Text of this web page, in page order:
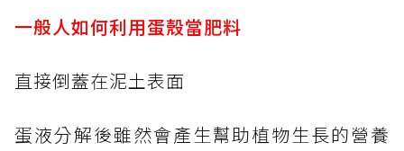
一般人如何利用蛋殼當肥料
直接倒蓋在泥土表面
蛋液分解後雖然會產生幫助植物生長的營養